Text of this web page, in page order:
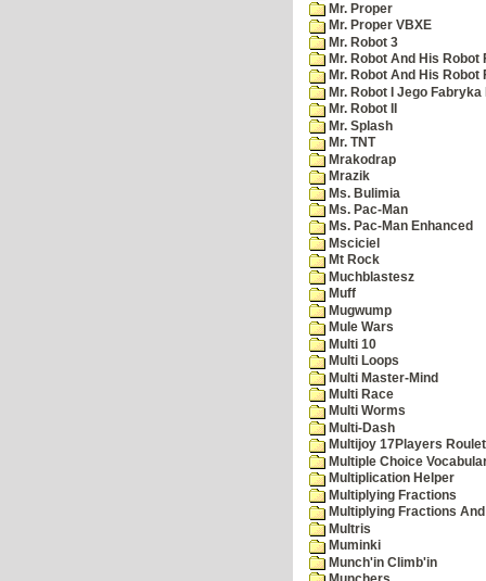
Mr. Proper
Mr. Proper VBXE
Mr. Robot 3
Mr. Robot And His Robot
Mr. Robot And His
Mr. Robot I Jego Fabryka
Mr. Robot II
Mr. Splash
Mr. TNT
Mrakodrap
Mrazik
Ms. Bulimia
Ms. Pac-Man
Ms. Pac-Man Enhanced
Msciciel
Mt Rock
Muchblastesz
Muff
Mugwump
Mule Wars
Multi 10
Multi Loops
Multi Master-Mind
Multi Race
Multi Worms
Multi-Dash
Multijoy 17Players
Multiple Choice
Multiplication Helper
Multiplying Fractions
Multiplying Fractions
Multris
Muminki
Munch'in Climb'in